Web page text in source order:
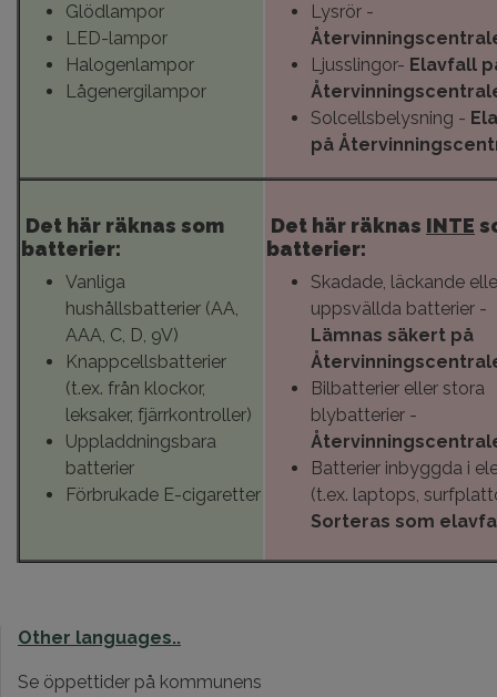
Glödlampor
LED-lampor
Halogenlampor
Lågenergilampor
Lysrör -
Ljusslingor- Elavfall
Solcellsbelysning -
på
Det här räknas som
batterier:
Vanliga
hushållsbatterier (AA,
AAA, C, D, 9V)
Knappcellsbatterier
(t.ex. från klockor,
leksaker, fjärrkontroller)
Uppladdningsbara
batterier
Förbrukade E-cigaretter
Det här räknas INTE
batterier:
Skadade, läckande
uppsvällda batterier -
Lämnas säkert på
Bilbatterier eller stora
blybatterier -
Batterier inbyggda i
(t.ex. laptops,
Sorteras som
Other languages..
Se öppettider på kommunens